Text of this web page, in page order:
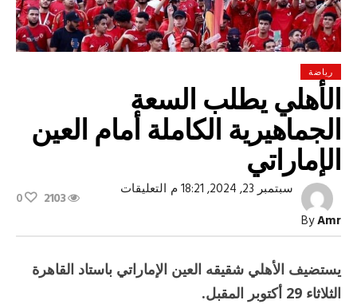
رياضة
الأهلي يطلب السعة
الجماهيرية الكاملة أمام العين
الإماراتي
ByAmr
سبتمبر 23, 2024, 18:21 م التعليقاتعلى
الجماهيرية
أمام
العين
2103
0
يستضيف الأهلي شقيقه العين الإماراتي باستاد القاهرة
الثلاثاء 29 أكتوبر المقبل.